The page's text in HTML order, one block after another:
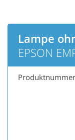
Lampe
EPSON